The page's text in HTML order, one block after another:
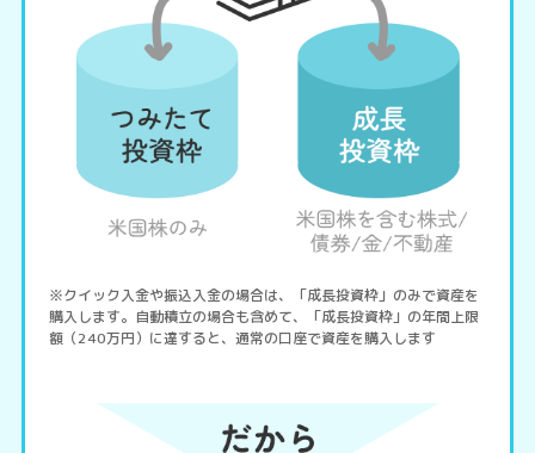
※クイック入金や振込入金の場合は、「成長投資枠」のみで資産を
購入します。自動積立の場合も含めて、「成長投資枠」の年間上限
額（240万円）に達すると、通常の口座で資産を購入します